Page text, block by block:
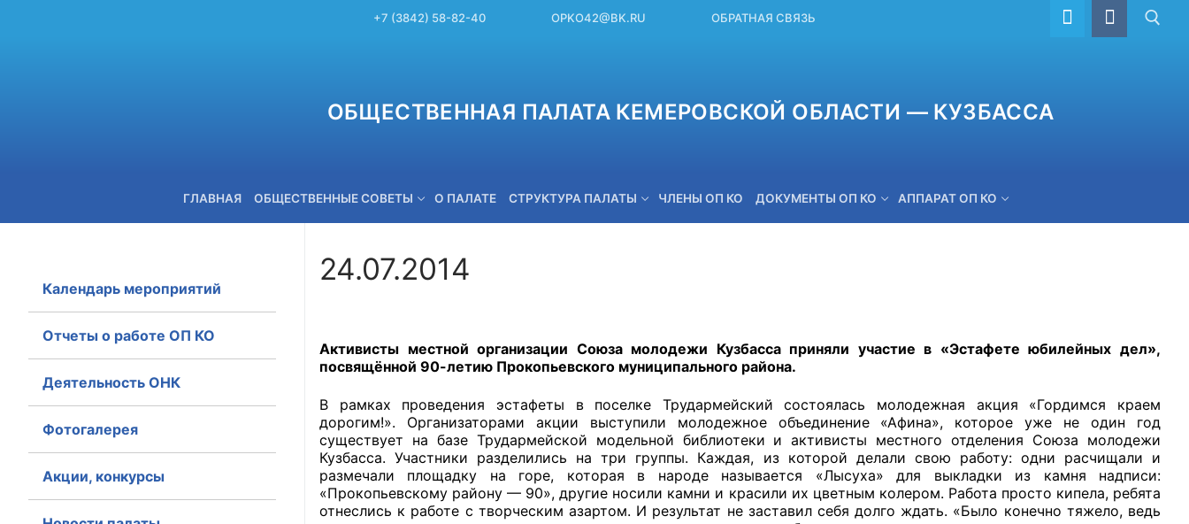
+7 (3842) 58-82-40 OPKO42@BK.RU ОБРАТНАЯ СВЯЗЬ
ОБЩЕСТВЕННАЯ ПАЛАТА КЕМЕРОВСКОЙ ОБЛАСТИ — КУЗБАССА
ГЛАВНАЯ ОБЩЕСТВЕННЫЕ СОВЕТЫ О ПАЛАТЕ СТРУКТУРА ПАЛАТЫ ЧЛЕНЫ ОП КО ДОКУМЕНТЫ ОП КО АППАРАТ ОП КО
Главная
Общественные советы
Общественные советы при территориальных органах федеральных органов
24.07.2014
Активисты местной организации Союза молодежи Кузбасса приняли участие в «Эстафете юбилейных дел»,
посвящённой 90-летию Прокопьевского муниципального района.
В рамках проведения эстафеты в поселке Трудармейский состоялась молодежная акция «Гордимся краем
дорогим!». Организаторами акции выступили молодежное объединение «Афина», которое уже не один год
существует на базе Трудармейской модельной библиотеки и активисты местного отделения Союза молодежи
Кузбасса. Участники разделились на три группы. Каждая, из которой делали свою работу: одни расчищали и
размечали площадку на горе, которая в народе называется «Лысуха» для выкладки из камня надписи:
«Прокопьевскому району — 90», другие носили камни и красили их цветным колером. Работа просто кипела, ребята
отнеслись к работе с творческим азартом. И результат не заставил себя долго ждать. «Было конечно тяжело, ведь
Календарь мероприятий
Отчеты о работе ОП КО
Деятельность ОНК
Фотогалерея
Акции, конкурсы